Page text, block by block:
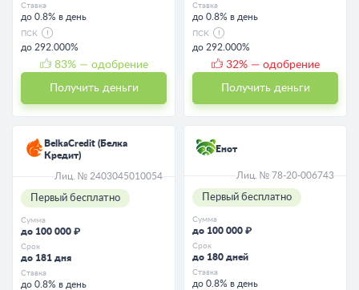
Ставка
до 0.8% в день
ПСК
до 292.000%
83% — одобрение
Получить деньги
Ставка
до 0.8% в день
ПСК
до 292.000%
32% — одобрение
Получить деньги
BelkaCredit (Белка
Кредит)
Лиц. № 2403045010054
Первый бесплатно
Сумма
до 100 000 ₽
Срок
до 181 дня
Ставка
до 0.8% в день
Енот
Лиц. № 78-20-006743
Первый бесплатно
Сумма
до 100 000 ₽
Срок
до 180 дней
Ставка
до 0.8% в день